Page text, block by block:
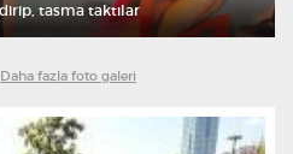
tasma taktılar
Daha fazla foto galeri